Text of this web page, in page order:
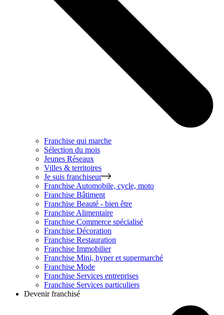
Franchise qui marche
Sélection du mois
Jeunes Réseaux
Villes & territoires
Je suis franchiseur
Franchise Automobile, cycle, moto
Franchise Bâtiment
Franchise Beauté - bien être
Franchise Alimentaire
Franchise Commerce spécialisé
Franchise Décoration
Franchise Restauration
Franchise Immobilier
Franchise Mini, hyper et supermarché
Franchise Mode
Franchise Services entreprises
Franchise Services particuliers
Devenir franchisé